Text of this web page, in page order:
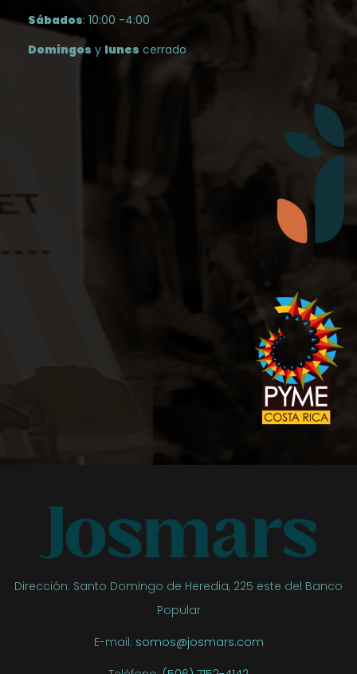
Sábados: 10:00 -4:00
Domingos y lunes cerrado
Dirección: Santo Domingo de Heredia, 225 este del Banco
Popular
E-mail: somos@josmars.com